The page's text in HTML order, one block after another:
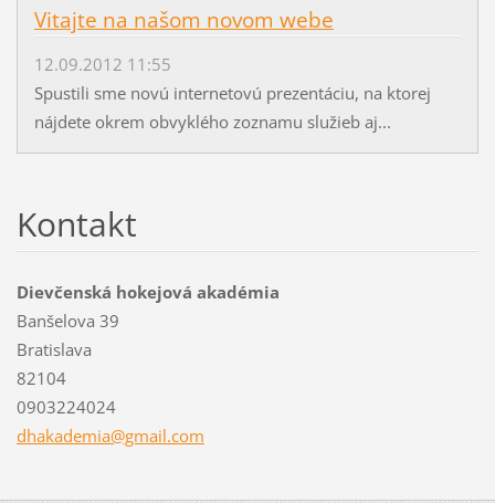
Vitajte na našom novom webe
12.09.2012 11:55
Spustili sme novú internetovú prezentáciu, na ktorej
nájdete okrem obvyklého zoznamu služieb aj...
Kontakt
Dievčenská hokejová akadémia
Banšelova 39
Bratislava
82104
0903224024
dhakademia@gmail.com